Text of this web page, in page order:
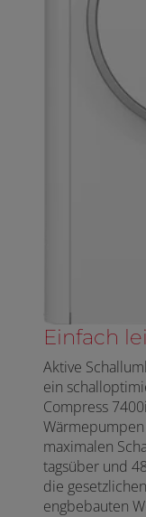
Einfach
Aktive
ein
Compress
maximalen
tagsüber und
die
engbebauten